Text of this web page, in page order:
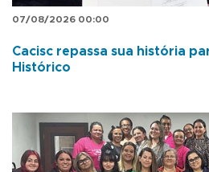
07/08/2026 00:00
Cacisc repassa sua história
Histórico